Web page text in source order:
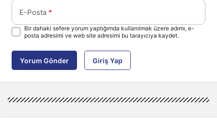
E-Posta *
Bir dahaki sefere yorum yaptığımda kullanılmak üzere adımı, e-
posta adresimi ve web site adresimi bu tarayıcıya kaydet.
Yorum Gönder Giriş Yap